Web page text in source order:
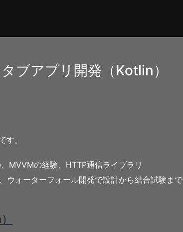
ブアプリ開発（Kotlin）
す。
MVVMの経験、HTTP通信ライブラリ
ウォーターフォール開発で設計から結合試験まで